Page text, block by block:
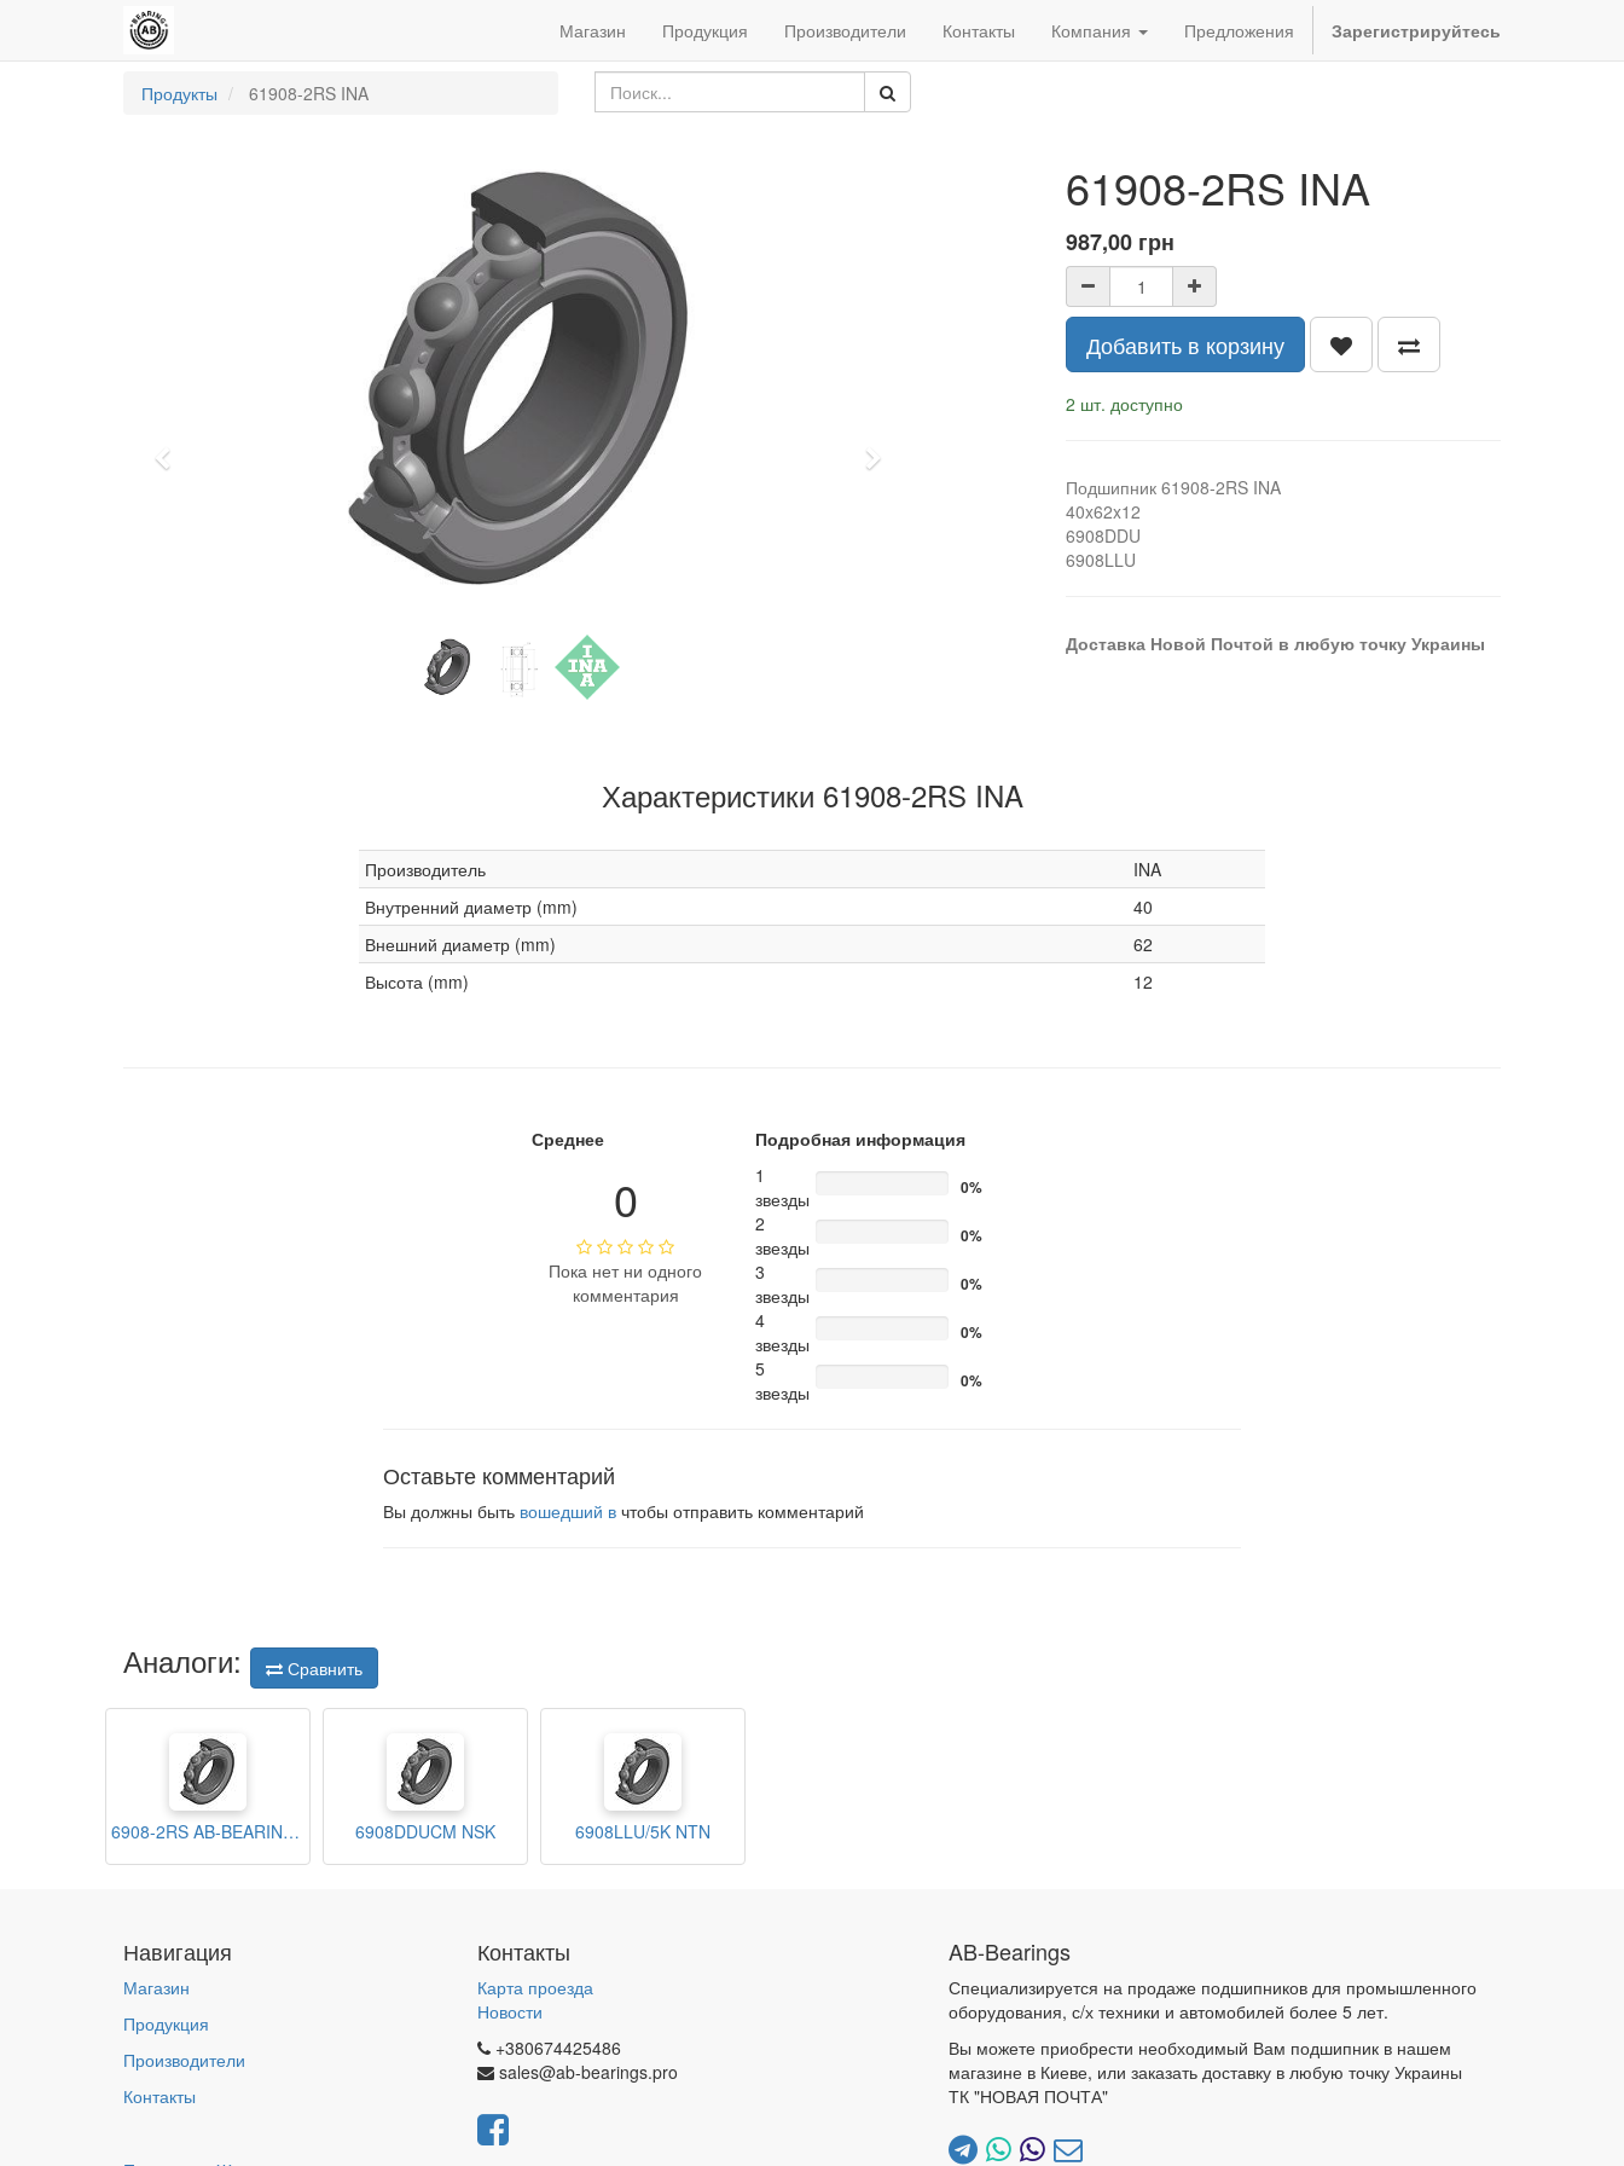
Магазин Продукция Производители Контакты Компания Предложения Зарегистрируйтесь
Продукты 61908-2RS INA
Next
61908-2RS INA
987,00 грн
Добавить в корзину
2 шт. доступно
Подшипник 61908-2RS INA
40x62x12
6908DDU
6908LLU
Доставка Новой Почтой в любую точку Украины
Характеристики 61908-2RS INA
Производитель
INA
Внутренний диаметр (mm)
40
Внешний диаметр (mm)
62
Высота (mm)
12
Среднее
0
Пока нет ни одного
комментария
Подробная информация
1
звезды
0%
2
звезды
0%
3
звезды
0%
4
звезды
0%
5
звезды
0%
Оставьте комментарий
Вы должны быть вошедший в чтобы отправить комментарий
Аналоги: Сравнить
6908-2RS AB-BEARINGS 6908DDUCM NSK 6908LLU/5K NTN
Навигация
Магазин
Продукция
Производители
Контакты
Контакты
Карта проезда
Новости
+380674425486
sales@ab-bearings.pro
AB-Bearings
Специализируется на продаже подшипников для промышленного
оборудования, с/х техники и автомобилей более 5 лет.
Вы можете приобрести необходимый Вам подшипник в нашем
магазине в Киеве, или заказать доставку в любую точку Украины
ТК "НОВАЯ ПОЧТА"